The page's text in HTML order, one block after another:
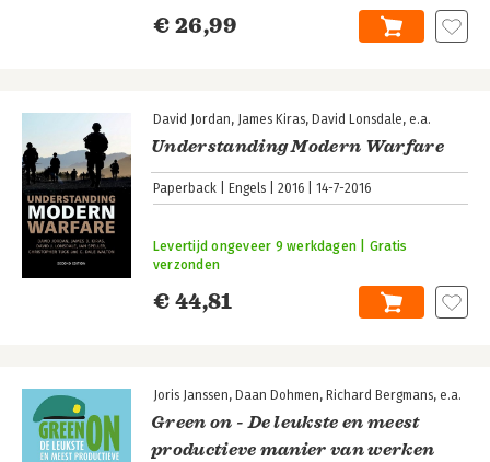
€ 26,99
David Jordan James Kiras David Lonsdale e.a.
Understanding Modern Warfare
Paperback Engels 2016 14-7-2016
€ 44,81
Levertijd ongeveer 9 werkdagen | Gratis
verzonden
Joris Janssen Daan Dohmen Richard Bergmans e.a.
Green on - De leukste en meest
productieve manier van werken